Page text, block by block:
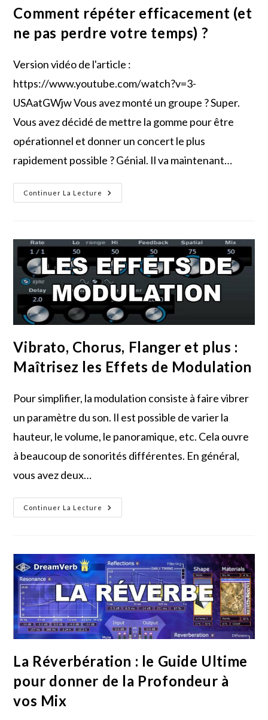
Comment répéter efficacement (et
ne pas perdre votre temps) ?
Version vidéo de l'article :
https://www.youtube.com/watch?v=3-
USAatGWjw Vous avez monté un groupe ? Super.
Vous avez décidé de mettre la gomme pour être
opérationnel et donner un concert le plus
rapidement possible ? Génial. Il va maintenant…
Continuer La Lecture
Comment
Répéter
Perdre
Votre
Temps)
?
Vibrato, Chorus, Flanger et plus :
Maîtrisez les Effets de Modulation
Pour simplifier, la modulation consiste à faire vibrer
un paramètre du son. Il est possible de varier la
hauteur, le volume, le panoramique, etc. Cela ouvre
à beaucoup de sonorités différentes. En général,
vous avez deux…
Continuer La Lecture
Vibrato,
Chorus,
Maîtrisez
Les
Effets
De
Modulation
La Réverbération : le Guide Ultime
pour donner de la Profondeur à
vos Mix